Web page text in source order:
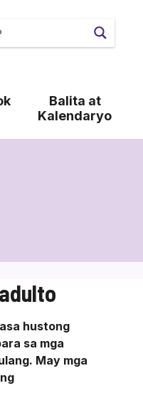
Balita at
Kalendaryo
hustong
sa mga
May mga